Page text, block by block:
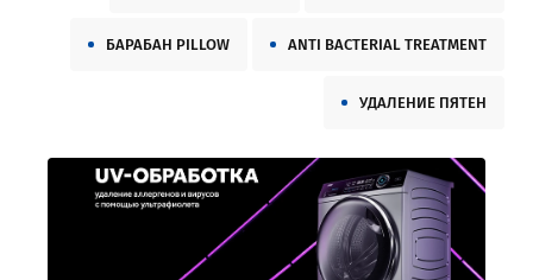
БАРАБАН PILLOW ANTI BACTERIAL TREATMENT
УДАЛЕНИЕ ПЯТЕН